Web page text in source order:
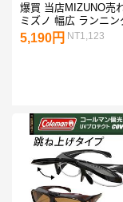
爆買 当店MIZUNO売
ミズノ 幅広 ランニン
ズ メンズ レディーズ MIZUNO
シューズ 靴 マキシマ
5,190円 NT1,123